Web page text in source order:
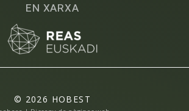
EN XARXA
© 2026 HOBEST